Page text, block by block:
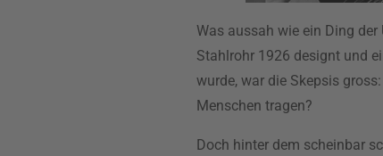
Was aussah wie ein Ding
Stahlrohr 1926 designt und
wurde, war die Skepsis
Menschen tragen?
Doch hinter dem scheinbar